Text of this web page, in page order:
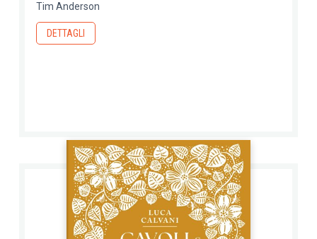
Tim Anderson
DETTAGLI